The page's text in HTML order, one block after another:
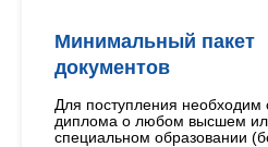
Минимальный пакет
документов
Для поступления необходим
диплома о любом высшем
специальном образовании